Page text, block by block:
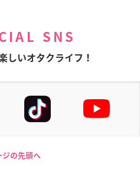
SNS
しいオタクライフ！
ジの先頭へ